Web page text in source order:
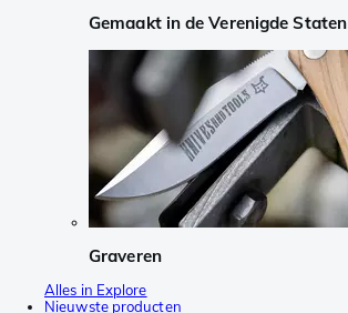
Gemaakt in de Verenigde Staten
Graveren
Alles in Explore
Nieuwste producten